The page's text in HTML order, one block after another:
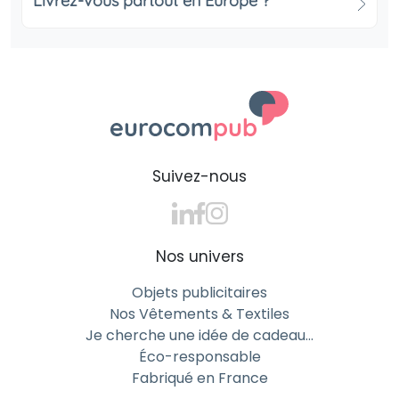
marques familiales, ils favorisent la créativité,
Des crayons cire écologiques pour
une communication responsable
Le crayon cire écologique : un choix
respectueux de l’environnement et
Chez Eurocompub, nous proposons des crayons cire
biodégradable ou recyclée. Ces modèles allient
performance, sécurité et respect de
l’environnement, tout en offrant des couleurs
intenses et durables. Choisir un crayon cire
écologique publicitaire, c’est adopter une
Suivez-nous
Nos univers
Objets publicitaires
Nos Vêtements & Textiles
Je cherche une idée de cadeau…
Éco-responsable
Fabriqué en France